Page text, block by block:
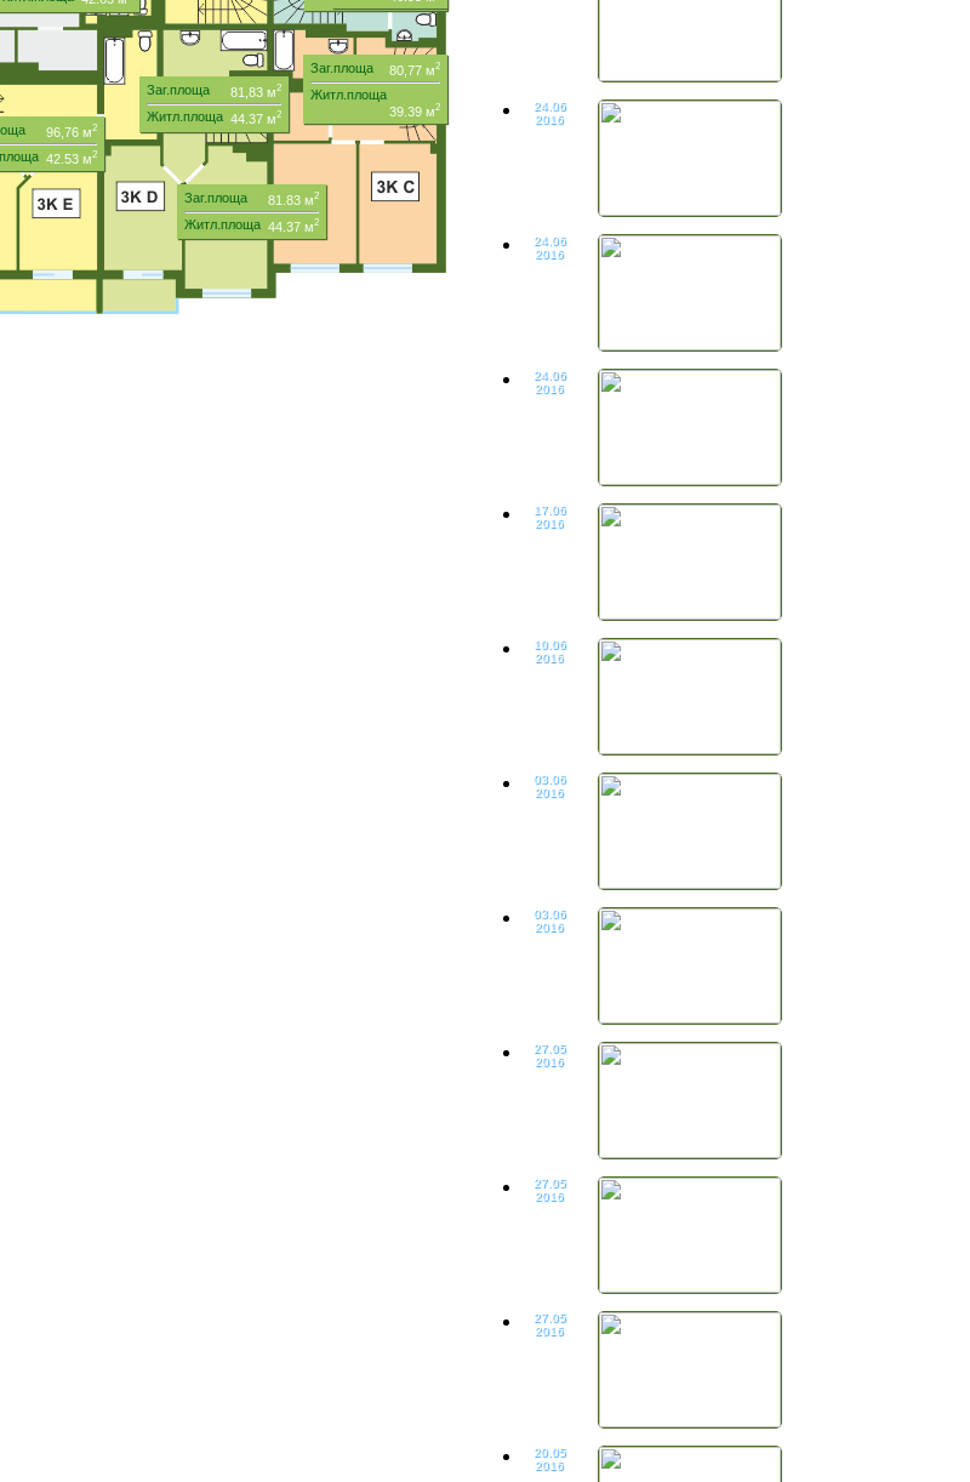
Заг.площа 81,83 м2
Житл.площа 44.37 м2
Заг.площа 80,77 м2
Житл.площа
39.39 м2
Заг.площа 81.83 м2
Житл.площа 44.37 м2
96,76 м2
42.53 м2
24.06
2016
24.06
2016
24.06
2016
17.06
2016
10.06
2016
03.06
2016
03.06
2016
27.05
2016
27.05
2016
27.05
2016
20.05
2016